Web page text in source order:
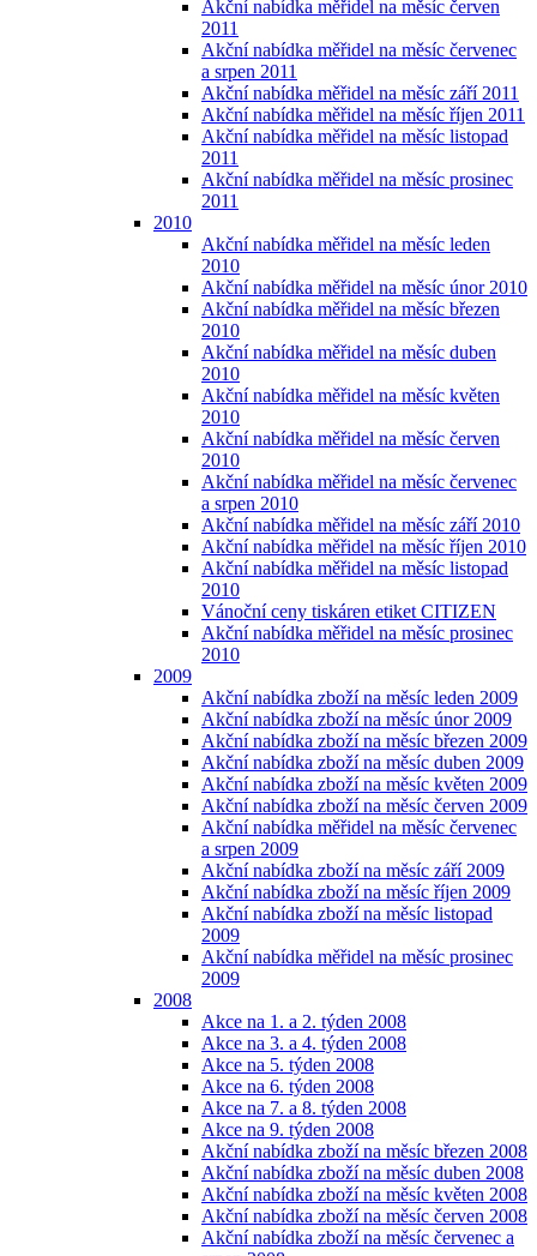
Akční nabídka měřidel na měsíc červen
2011
Akční nabídka měřidel na měsíc červenec
a srpen 2011
Akční nabídka měřidel na měsíc září 2011
Akční nabídka měřidel na měsíc říjen 2011
Akční nabídka měřidel na měsíc listopad
2011
Akční nabídka měřidel na měsíc prosinec
2011
2010
Akční nabídka měřidel na měsíc leden
2010
Akční nabídka měřidel na měsíc únor 2010
Akční nabídka měřidel na měsíc březen
2010
Akční nabídka měřidel na měsíc duben
2010
Akční nabídka měřidel na měsíc květen
2010
Akční nabídka měřidel na měsíc červen
2010
Akční nabídka měřidel na měsíc červenec
a srpen 2010
Akční nabídka měřidel na měsíc září 2010
Akční nabídka měřidel na měsíc říjen 2010
Akční nabídka měřidel na měsíc listopad
2010
Vánoční ceny tiskáren etiket CITIZEN
Akční nabídka měřidel na měsíc prosinec
2010
2009
Akční nabídka zboží na měsíc leden 2009
Akční nabídka zboží na měsíc únor 2009
Akční nabídka zboží na měsíc březen 2009
Akční nabídka zboží na měsíc duben 2009
Akční nabídka zboží na měsíc květen 2009
Akční nabídka zboží na měsíc červen 2009
Akční nabídka měřidel na měsíc červenec
a srpen 2009
Akční nabídka zboží na měsíc září 2009
Akční nabídka zboží na měsíc říjen 2009
Akční nabídka zboží na měsíc listopad
2009
Akční nabídka měřidel na měsíc prosinec
2009
2008
Akce na 1. a 2. týden 2008
Akce na 3. a 4. týden 2008
Akce na 5. týden 2008
Akce na 6. týden 2008
Akce na 7. a 8. týden 2008
Akce na 9. týden 2008
Akční nabídka zboží na měsíc březen 2008
Akční nabídka zboží na měsíc duben 2008
Akční nabídka zboží na měsíc květen 2008
Akční nabídka zboží na měsíc červen 2008
Akční nabídka zboží na měsíc červenec a